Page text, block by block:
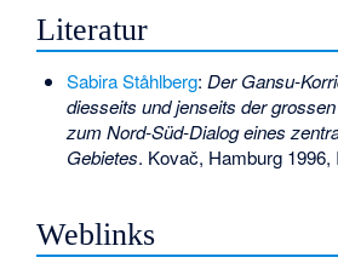
Literatur
Sabira Ståhlberg: Der Gansu-
diesseits und jenseits der
zum Nord-Süd-Dialog eines
Gebietes. Kovač, Hamburg 1996,
Weblinks